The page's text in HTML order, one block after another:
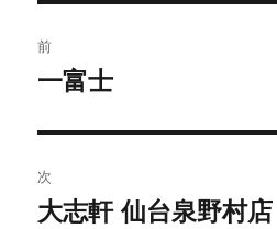
稿
ビ
ゲ
前
前
投
稿:
一富士
次
次
大志軒 仙台泉野村店